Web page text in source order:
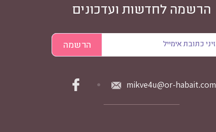
הרשמה לחדשות ועדכונים
mikve4u@or-habait.com